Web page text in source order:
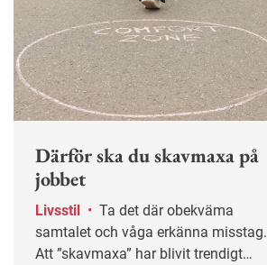
Därför ska du skavmaxa på
jobbet
Livsstil •
samtalet och våga erkänna misstag.
Att ”skavmaxa” har blivit trendigt